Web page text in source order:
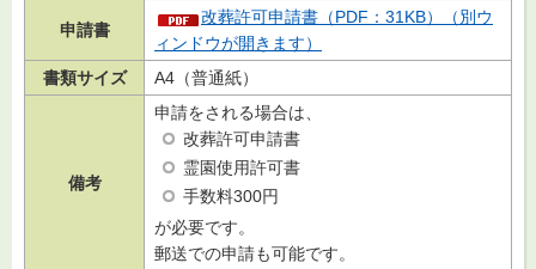
申請書
改葬許可申請書（PDF：31KB）（別ウ
ィンドウが開きます）
書類サイズ
A4（普通紙）
備考
申請をされる場合は、
改葬許可申請書
霊園使用許可書
手数料300円
が必要です。
郵送での申請も可能です。